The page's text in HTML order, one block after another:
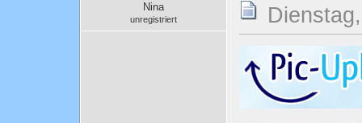
Nina
unregistriert